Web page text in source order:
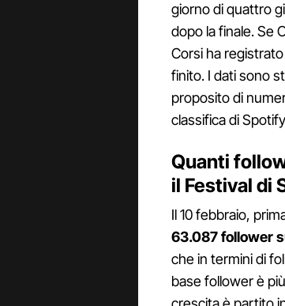
giorno di quattro
dopo la finale. Se
Corsi ha
finito. I dati sono
proposito di
classifica di
Quanti
il Festival di
Il 10 febbraio,
63.087 follower
che in termini di
base follower è